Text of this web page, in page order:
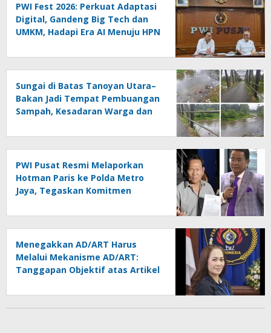
PWI Fest 2026: Perkuat Adaptasi
Digital, Gandeng Big Tech dan
UMKM, Hadapi Era AI Menuju HPN
Sungai di Batas Tanoyan Utara–
Bakan Jadi Tempat Pembuangan
Sampah, Kesadaran Warga dan
Dipertanyakan
PWI Pusat Resmi Melaporkan
Hotman Paris ke Polda Metro
Jaya, Tegaskan Komitmen
Menegakkan AD/ART Harus
Melalui Mekanisme AD/ART:
Tanggapan Objektif atas Artikel
Konspirasi Melanggar Aturan”